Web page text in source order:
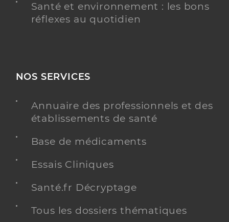
Santé et environnement : les bons
réflexes au quotidien
NOS SERVICES
Annuaire des professionnels et des
établissements de santé
Base de médicaments
Essais Cliniques
Santé.fr Décryptage
Tous les dossiers thématiques